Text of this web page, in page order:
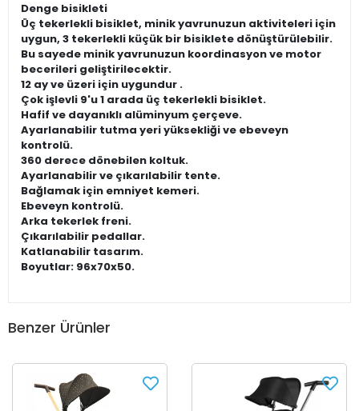
Denge bisikleti
Üç tekerlekli bisiklet, minik yavrunuzun aktiviteleri için
uygun, 3 tekerlekli küçük bir bisiklete dönüştürülebilir.
Bu sayede minik yavrunuzun koordinasyon ve motor
becerileri geliştirilecektir.
12 ay ve üzeri için uygundur .
Çok işlevli 9'u 1 arada üç tekerlekli bisiklet.
Hafif ve dayanıklı alüminyum çerçeve.
Ayarlanabilir tutma yeri yüksekliği ve ebeveyn
kontrolü.
360 derece dönebilen koltuk.
Ayarlanabilir ve çıkarılabilir tente.
Bağlamak için emniyet kemeri.
Ebeveyn kontrolü.
Arka tekerlek freni.
Çıkarılabilir pedallar.
Katlanabilir tasarım.
Boyutlar: 96x70x50.
Benzer Ürünler